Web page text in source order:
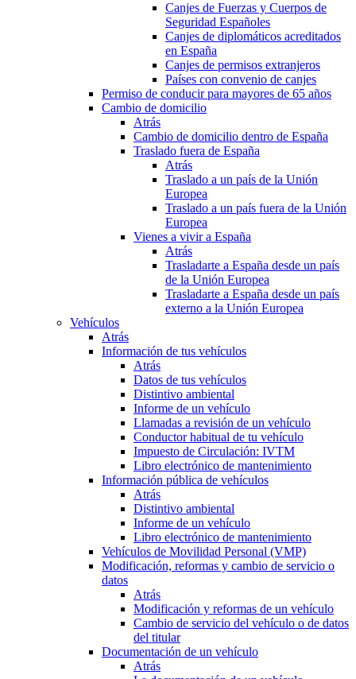
Canjes de Fuerzas y Cuerpos de
Seguridad Españoles
Canjes de diplomáticos acreditados
en España
Canjes de permisos extranjeros
Países con convenio de canjes
Permiso de conducir para mayores de 65 años
Cambio de domicilio
Atrás
Cambio de domicilio dentro de España
Traslado fuera de España
Atrás
Traslado a un país de la Unión
Europea
Traslado a un país fuera de la Unión
Europea
Vienes a vivir a España
Atrás
Trasladarte a España desde un país
de la Unión Europea
Trasladarte a España desde un país
externo a la Unión Europea
Vehículos
Atrás
Información de tus vehículos
Atrás
Datos de tus vehículos
Distintivo ambiental
Informe de un vehículo
Llamadas a revisión de un vehículo
Conductor habitual de tu vehículo
Impuesto de Circulación: IVTM
Libro electrónico de mantenimiento
Información pública de vehículos
Atrás
Distintivo ambiental
Informe de un vehículo
Libro electrónico de mantenimiento
Vehículos de Movilidad Personal (VMP)
Modificación, reformas y cambio de servicio o
datos
Atrás
Modificación y reformas de un vehículo
Cambio de servicio del vehículo o de datos
del titular
Documentación de un vehículo
Atrás